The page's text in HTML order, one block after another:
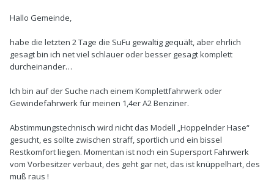
Hallo Gemeinde,
habe die letzten 2 Tage die SuFu gewaltig gequält, aber ehrlich
gesagt bin ich net viel schlauer oder besser gesagt komplett
durcheinander…
Ich bin auf der Suche nach einem Komplettfahrwerk oder
Gewindefahrwerk für meinen 1,4er A2 Benziner.
Abstimmungstechnisch wird nicht das Modell „Hoppelnder Hase“
gesucht, es sollte zwischen straff, sportlich und ein bissel
Restkomfort liegen. Momentan ist noch ein Supersport Fahrwerk
vom Vorbesitzer verbaut, des geht gar net, das ist knüppelhart, des
muß raus !